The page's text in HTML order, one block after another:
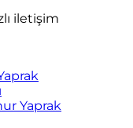
iletişim
Yaprak